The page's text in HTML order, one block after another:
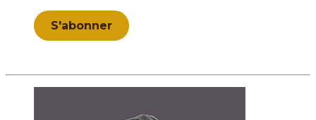
S'abonner